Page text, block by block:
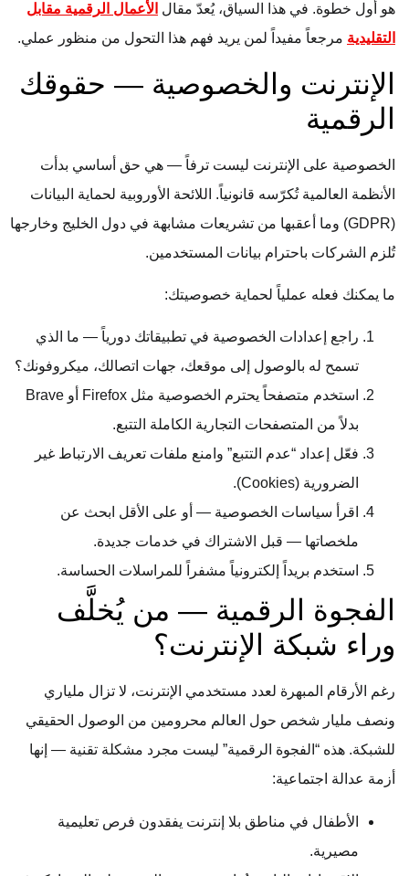
هو أول خطوة. في هذا السياق، يُعدّ مقال الأعمال الرقمية مقابل
التقليدية مرجعاً مفيداً لمن يريد فهم هذا التحول من منظور عملي.
الإنترنت والخصوصية — حقوقك
الرقمية
الخصوصية على الإنترنت ليست ترفاً — هي حق أساسي بدأت
الأنظمة العالمية تُكرّسه قانونياً. اللائحة الأوروبية لحماية البيانات
(GDPR) وما أعقبها من تشريعات مشابهة في دول الخليج وخارجها
تُلزم الشركات باحترام بيانات المستخدمين.
ما يمكنك فعله عملياً لحماية خصوصيتك:
راجع إعدادات الخصوصية في تطبيقاتك دورياً — ما الذي
تسمح له بالوصول إلى موقعك، جهات اتصالك، ميكروفونك؟
استخدم متصفحاً يحترم الخصوصية مثل Firefox أو Brave
بدلاً من المتصفحات التجارية الكاملة التتبع.
فعّل إعداد “عدم التتبع” وامنع ملفات تعريف الارتباط غير
الضرورية (Cookies).
اقرأ سياسات الخصوصية — أو على الأقل ابحث عن
ملخصاتها — قبل الاشتراك في خدمات جديدة.
استخدم بريداً إلكترونياً مشفراً للمراسلات الحساسة.
الفجوة الرقمية — من يُخلَّف
وراء شبكة الإنترنت؟
رغم الأرقام المبهرة لعدد مستخدمي الإنترنت، لا تزال ملياري
ونصف مليار شخص حول العالم محرومين من الوصول الحقيقي
للشبكة. هذه “الفجوة الرقمية” ليست مجرد مشكلة تقنية — إنها
أزمة عدالة اجتماعية:
الأطفال في مناطق بلا إنترنت يفقدون فرص تعليمية
مصيرية.